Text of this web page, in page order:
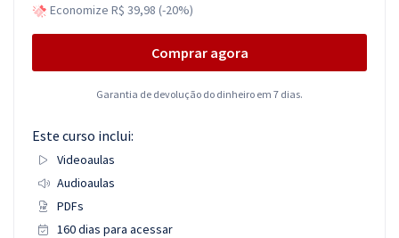
Economize R$ 39,98 (-20%)
Comprar agora
Garantia de devolução do dinheiro em 7 dias.
Este curso inclui:
Videoaulas
Audioaulas
PDFs
160 dias para acessar